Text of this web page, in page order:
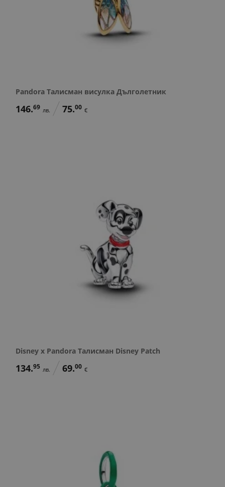
Pandora Талисман висулка Дълголетник
146.69 лв. 75.00 €
Disney x Pandora Талисман Disney Patch
134.95 лв. 69.00 €